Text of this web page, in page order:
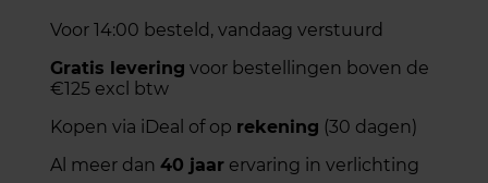
Voor 14:00 besteld, vandaag verstuurd
Gratis levering voor bestellingen boven de
€125 excl btw
Kopen via iDeal of op rekening (30 dagen)
Al meer dan 40 jaar ervaring in verlichting